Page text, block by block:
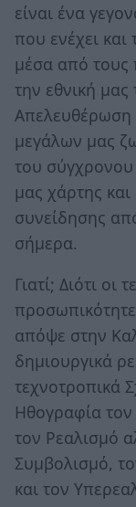
είναι ένα
που ενέχει
μέσα από τους
την εθνική μας
Απελευθέρωση
μεγάλων μας
του σύγχρονου
μας χάρτης
συνείδησης
σήμερα.
Γιατί; Διότι οι
απόψε στην
δημιουργικά
τεχνοτροπικά
Ηθογραφία
τον Ρεαλισμό
Συμβολισμό,
και τον